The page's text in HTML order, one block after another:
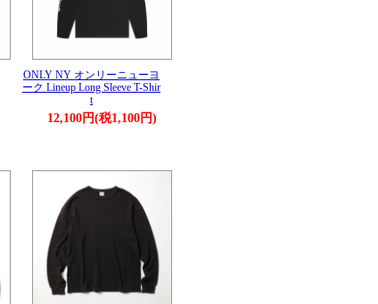
ONLY NY オンリーニューヨ
ーク Lineup Long Sleeve T-Shir
t
12,100円(税1,100円)